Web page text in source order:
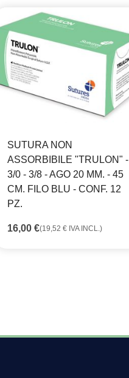
SUTURA NON
ASSORBIBILE "TRULON" -
3/0 - 3/8 - AGO 20 MM. - 45
CM. FILO BLU - CONF. 12
PZ.
16,00 €(19,52 € IVA INCL.)